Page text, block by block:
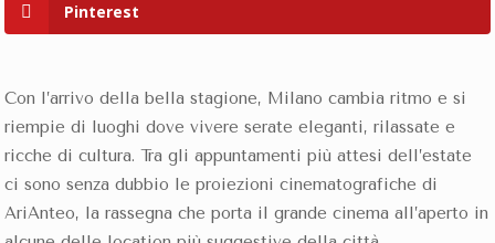
Pinterest
Con l’arrivo della bella stagione, Milano cambia ritmo e si
riempie di luoghi dove vivere serate eleganti, rilassate e
ricche di cultura. Tra gli appuntamenti più attesi dell’estate
ci sono senza dubbio le proiezioni cinematografiche di
AriAnteo, la rassegna che porta il grande cinema all’aperto in